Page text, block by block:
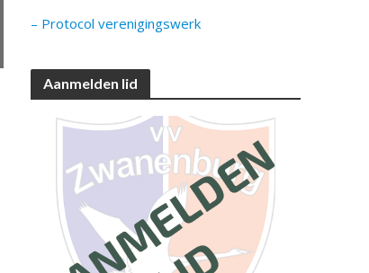
– Protocol verenigingswerk
Aanmelden lid